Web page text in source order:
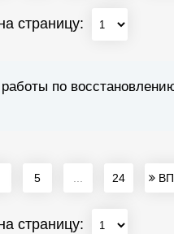
страницу:
по
5 24
страницу: